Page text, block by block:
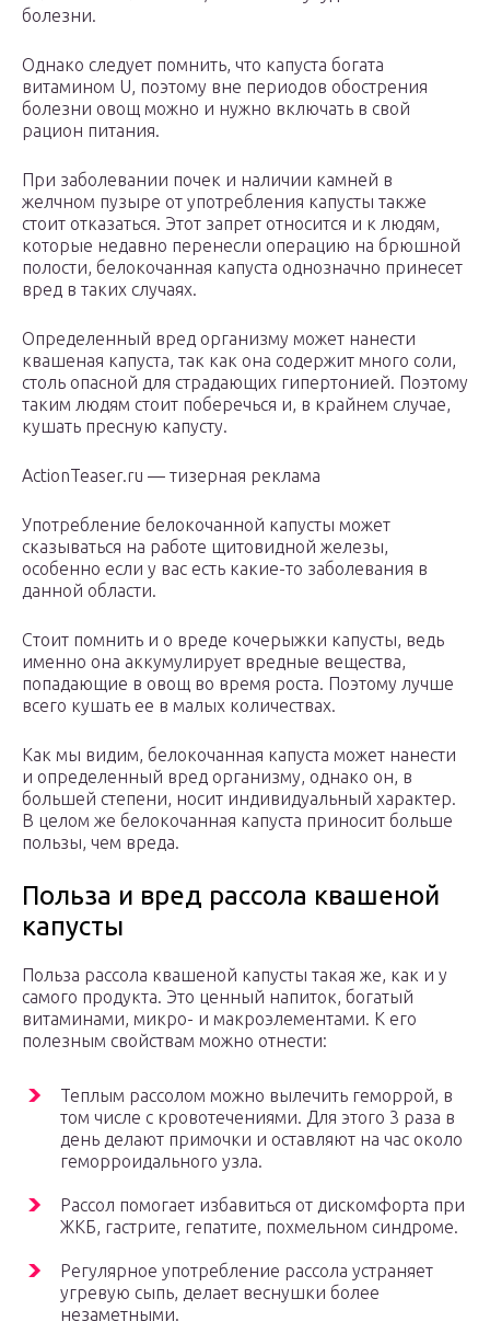
болезни.
Однако следует помнить, что капуста богата
витамином U, поэтому вне периодов обострения
болезни овощ можно и нужно включать в свой
рацион питания.
При заболевании почек и наличии камней в
желчном пузыре от употребления капусты также
стоит отказаться. Этот запрет относится и к людям,
которые недавно перенесли операцию на брюшной
полости, белокочанная капуста однозначно принесет
вред в таких случаях.
Определенный вред организму может нанести
квашеная капуста, так как она содержит много соли,
столь опасной для страдающих гипертонией. Поэтому
таким людям стоит поберечься и, в крайнем случае,
кушать пресную капусту.
ActionTeaser.ru — тизерная реклама
Употребление белокочанной капусты может
сказываться на работе щитовидной железы,
особенно если у вас есть какие-то заболевания в
данной области.
Стоит помнить и о вреде кочерыжки капусты, ведь
именно она аккумулирует вредные вещества,
попадающие в овощ во время роста. Поэтому лучше
всего кушать ее в малых количествах.
Как мы видим, белокочанная капуста может нанести
и определенный вред организму, однако он, в
большей степени, носит индивидуальный характер.
В целом же белокочанная капуста приносит больше
пользы, чем вреда.
Польза и вред рассола квашеной
капусты
Польза рассола квашеной капусты такая же, как и у
самого продукта. Это ценный напиток, богатый
витаминами, микро- и макроэлементами. К его
полезным свойствам можно отнести:
Теплым рассолом можно вылечить геморрой, в
том числе с кровотечениями. Для этого 3 раза в
день делают примочки и оставляют на час около
геморроидального узла.
Рассол помогает избавиться от дискомфорта при
ЖКБ, гастрите, гепатите, похмельном синдроме.
Регулярное употребление рассола устраняет
угревую сыпь, делает веснушки более
незаметными.